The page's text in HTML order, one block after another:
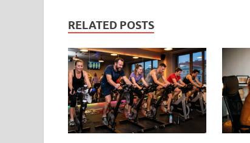
RELATED POSTS